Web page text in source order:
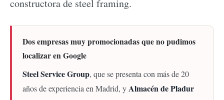
constructora de steel framing.
Dos empresas muy promocionadas que no pudimos
localizar en Google
Steel Service Group, que se presenta con más de 20
años de experiencia en Madrid, y Almacén de Pladur